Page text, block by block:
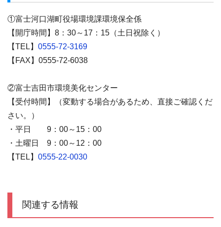
①富士河口湖町役場環境課環境保全係
【開庁時間】8：30～17：15（土日祝除く）
【TEL】 0555-72-3169
【FAX】0555-72-6038
②富士吉田市環境美化センター
【受付時間】（変動する場合があるため、直接ご確認くだ
さい。）
・平日 9：00～15：00
・土曜日 9：00～12：00
【TEL】 0555-22-0030
関連する情報